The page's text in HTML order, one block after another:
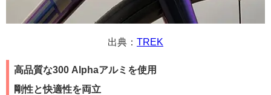
出典： TREK
高品質な300 Alphaアルミを使用
剛性と快適性を両立